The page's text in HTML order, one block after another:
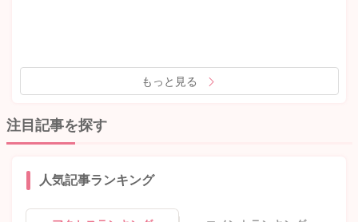
もっと見る
注目記事を探す
人気記事ランキング